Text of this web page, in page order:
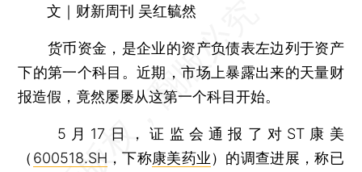
文｜财新周刊 吴红毓然
货币资金，是企业的资产负债表左边列于资产
下的第一个科目。近期，市场上暴露出来的天量财
报造假，竟然屡屡从这第一个科目开始。
5月17日，证监会通报了对ST康美
（ 600518.SH ，下称康美药业）的调查进展，称已